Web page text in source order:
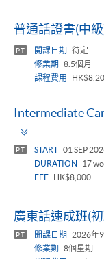
普通話證書(中
PT 開課日期
待定
修業期
8.5個月
課程費用
Intermediate
PT START 01 SEP
DURATION
17
FEE
HK$8,000
廣東話速成班(
PT 開課日期
2026年
修業期
8個星期